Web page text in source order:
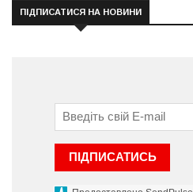
ПІДПИСАТИСЯ НА НОВИНИ
ПІДПИСАТИСЬ